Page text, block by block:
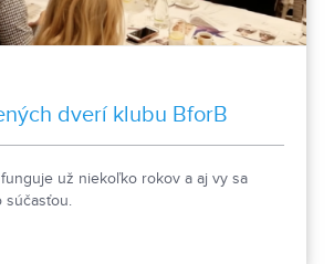
dverí klubu BforB
už niekoľko rokov a aj vy sa
súčasťou.